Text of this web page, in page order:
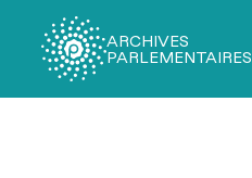
ARCHIVES
PARLEMENTAIRES